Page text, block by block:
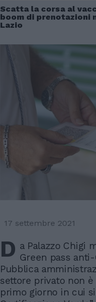
Scatta la corsa al
boom di prenotazioni
Lazio
17 settembre 2021
D a Palazzo Chigi
Green pass
Pubblica
settore privato non
primo giorno in cui